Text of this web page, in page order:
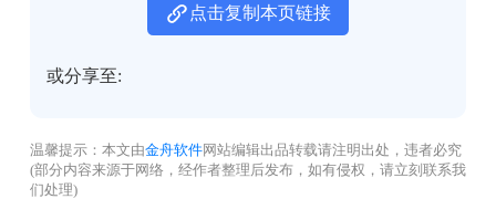
点击复制本页链接
或分享至:
温馨提示：本文由金舟软件网站编辑出品转载请注明出处，违者必究
(部分内容来源于网络，经作者整理后发布，如有侵权，请立刻联系我
们处理)